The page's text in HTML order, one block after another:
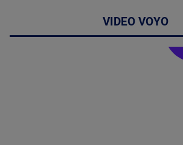
VIDEO VOYO